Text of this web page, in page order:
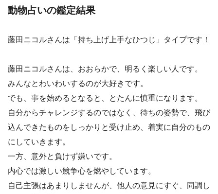
動物占いの鑑定結果
藤田ニコルさんは「持ち上げ上手なひつじ」タイプです！
藤田ニコルさんは、おおらかで、明るく楽しい人です。
みんなとわいわいするのが大好きです。
でも、事を始めるとなると、とたんに慎重になります。
自分からチャレンジするのではなく、待ちの姿勢で、飛び
込んできたものをしっかりと受け止め、着実に自分のもの
にしていきます。
一方、意外と負けず嫌いです。
内心では激しい競争心を燃やしています。
自己主張はあまりしませんが、他人の意見にすぐ、同調し